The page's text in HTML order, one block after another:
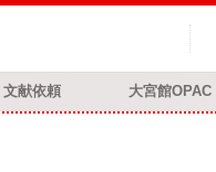
文献依頼 大宮館OPAC